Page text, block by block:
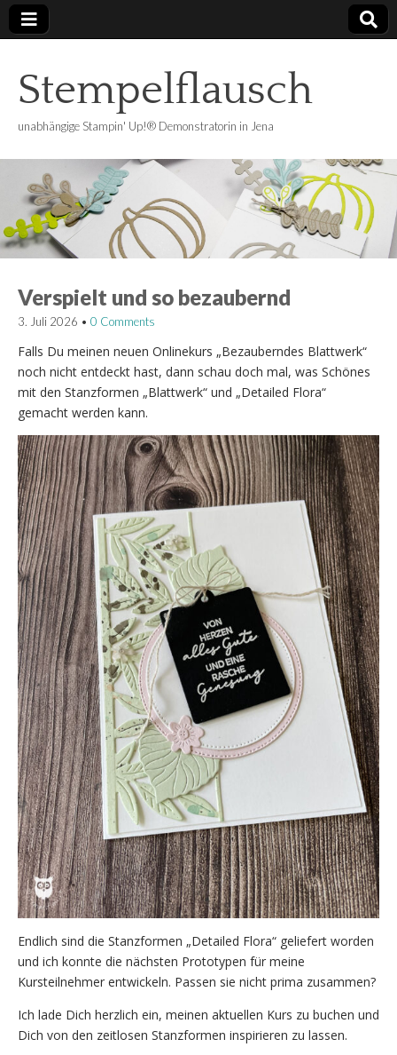
Stempelflausch
unabhängige Stampin' Up!® Demonstratorin in Jena
Verspielt und so bezaubernd
3. Juli 2026 • 0 Comments
Falls Du meinen neuen Onlinekurs „Bezauberndes Blattwerk“
noch nicht entdeckt hast, dann schau doch mal, was Schönes
mit den Stanzformen „Blattwerk“ und „Detailed Flora“
gemacht werden kann.
Endlich sind die Stanzformen „Detailed Flora“ geliefert worden
und ich konnte die nächsten Prototypen für meine
Kursteilnehmer entwickeln. Passen sie nicht prima zusammen?
Ich lade Dich herzlich ein, meinen aktuellen Kurs zu buchen und
Dich von den zeitlosen Stanzformen inspirieren zu lassen.